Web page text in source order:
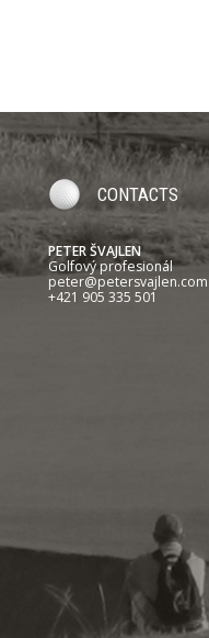
CONTACTS
PETER ŠVAJLEN
Golfový profesionál
peter@petersvajlen.com
+421 905 335 501